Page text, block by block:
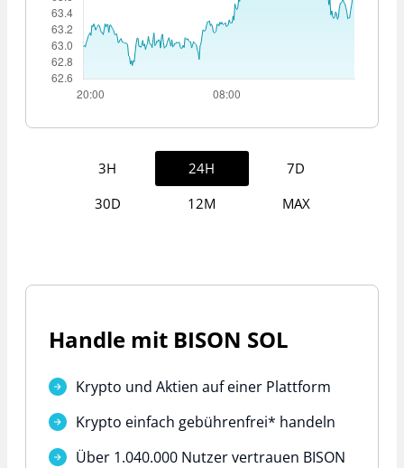
3H 24H
7D
30D
12M MAX
Handle mit BISON SOL
Krypto und Aktien auf einer Plattform
Krypto einfach gebührenfrei* handeln
Über 1.040.000 Nutzer vertrauen BISON